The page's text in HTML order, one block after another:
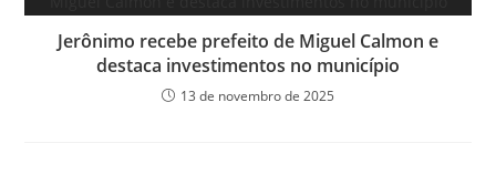
Jerônimo recebe prefeito de Miguel Calmon e
destaca investimentos no município
13 de novembro de 2025